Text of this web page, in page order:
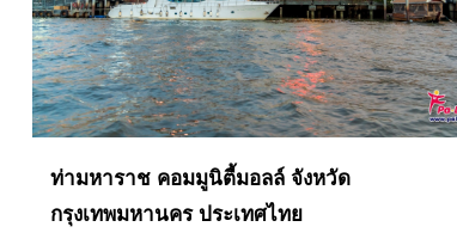
ท่ามหาราช คอมมูนิตี้มอลล์ จังหวัด
กรุงเทพมหานคร ประเทศไทย